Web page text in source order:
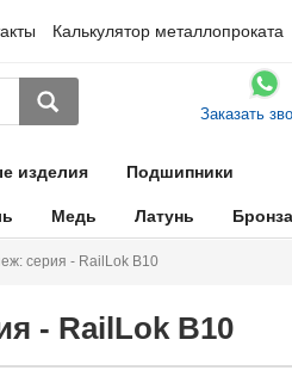
Калькулятор металлопроката
Заказать
изделия Подшипники
Медь Латунь Бронза
серия - RailLok B10
- RailLok B10